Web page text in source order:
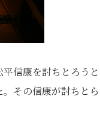
信康を討ちとろうと
その信康が討ちとら